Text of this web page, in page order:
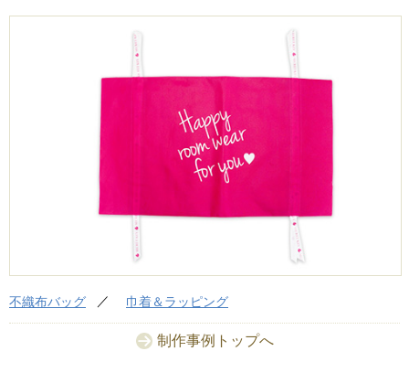
不織布バッグ 巾着＆ラッピング
制作事例トップへ